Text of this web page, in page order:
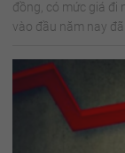
đồng, có mức giá đi
vào đầu năm nay